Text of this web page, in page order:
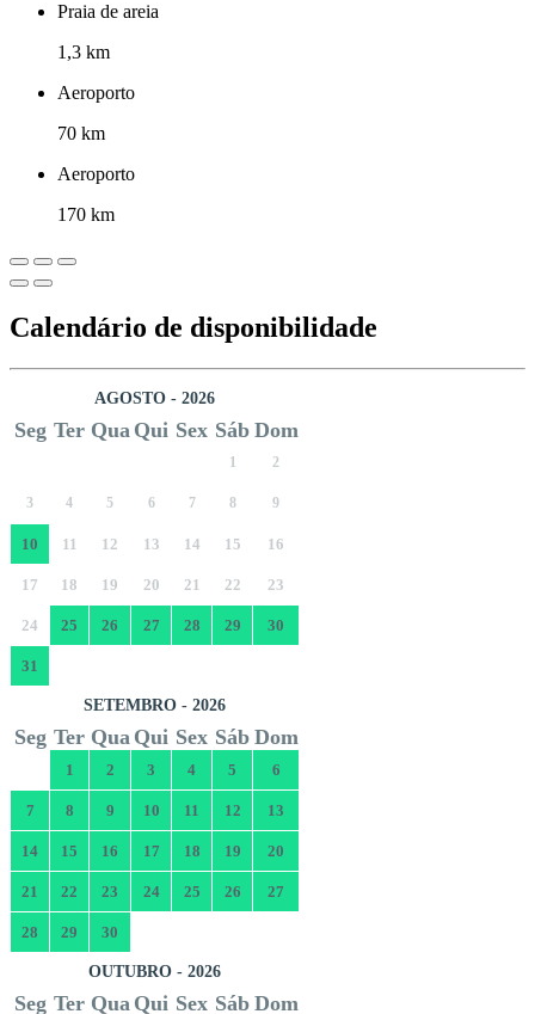
Praia de areia
1,3 km
Aeroporto
70 km
Aeroporto
170 km
Calendário de disponibilidade
AGOSTO - 2026
Seg Ter Qua Qui Sex Sáb Dom
1 2
3 4 5 6 7 8 9
10 11 12 13 14 15 16
17 18 19 20 21 22 23
24 25 26 27 28 29 30
31
SETEMBRO - 2026
Seg Ter Qua Qui Sex Sáb Dom
1 2 3 4 5 6
7 8 9 10 11 12 13
14 15 16 17 18 19 20
21 22 23 24 25 26 27
28 29 30
OUTUBRO - 2026
Seg Ter Qua Qui Sex Sáb Dom